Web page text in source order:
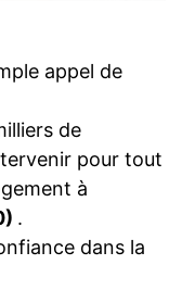
appel de
de
pour tout
à
.
dans la